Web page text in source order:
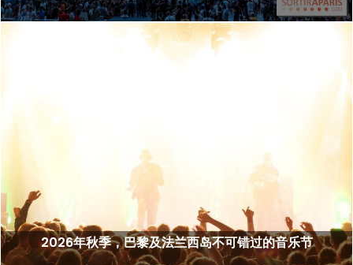
2026年秋季，巴黎及法兰西岛不可错过的音乐节